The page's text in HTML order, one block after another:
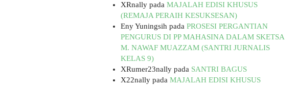
XRnally pada MAJALAH EDISI KHUSUS
(REMAJA PERAIH KESUKSESAN)
Eny Yuningsih pada PROSESI PERGANTIAN
PENGURUS DI PP MAHASINA DALAM SKETSA
M. NAWAF MUAZZAM (SANTRI JURNALIS
KELAS 9)
XRumer23nally pada SANTRI BAGUS
X22nally pada MAJALAH EDISI KHUSUS